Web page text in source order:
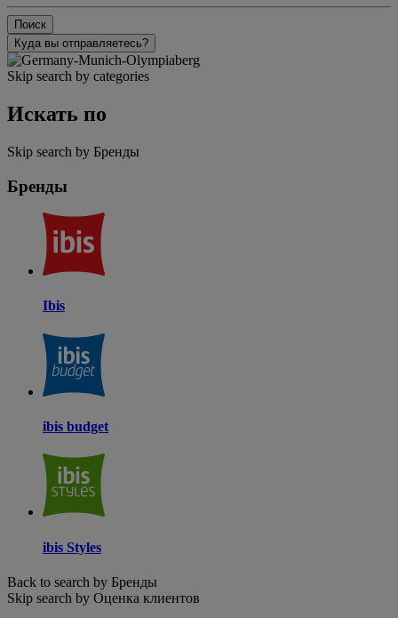
Поиск
Куда вы отправляетесь?
Skip search by categories
Искать по
Skip search by Бренды
Бренды
Ibis
ibis budget
ibis Styles
Back to search by Бренды
Skip search by Оценка клиентов